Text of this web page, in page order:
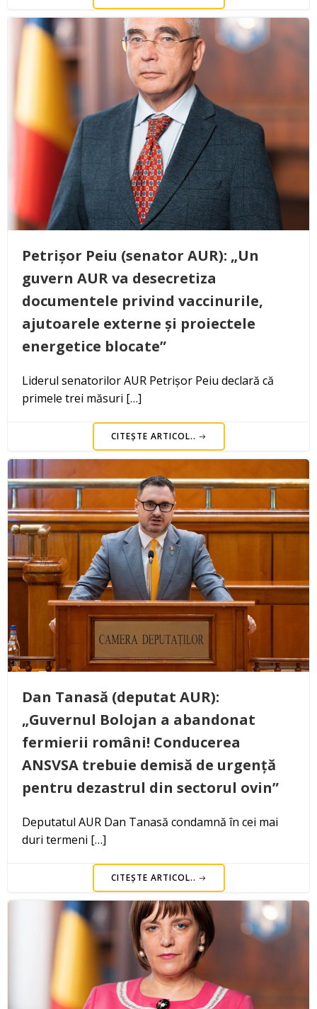
Petrișor Peiu (senator AUR): „Un
guvern AUR va desecretiza
documentele privind vaccinurile,
ajutoarele externe și proiectele
energetice blocate”
Liderul senatorilor AUR Petrișor Peiu declară că
primele trei măsuri […]
CITEȘTE ARTICOL..
Dan Tanasă (deputat AUR):
„Guvernul Bolojan a abandonat
fermierii români! Conducerea
ANSVSA trebuie demisă de urgență
pentru dezastrul din sectorul ovin”
Deputatul AUR Dan Tanasă condamnă în cei mai
duri termeni […]
CITEȘTE ARTICOL..